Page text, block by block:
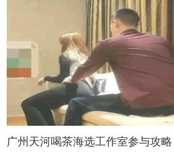
广州天河喝茶海选工作室参与攻略